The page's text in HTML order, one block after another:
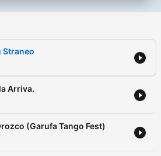
Straneo
Arriva.
(Garufa Tango Fest)